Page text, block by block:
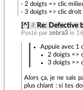
- 2 doigts => clic
- 3 doigts => clic droit
[^] # Re: Defective
Posté par zebra3 le
Appuie avec 1
2 doigts =>
3 doigts =>
Alors ça, je ne sais
plus chiant : si tes